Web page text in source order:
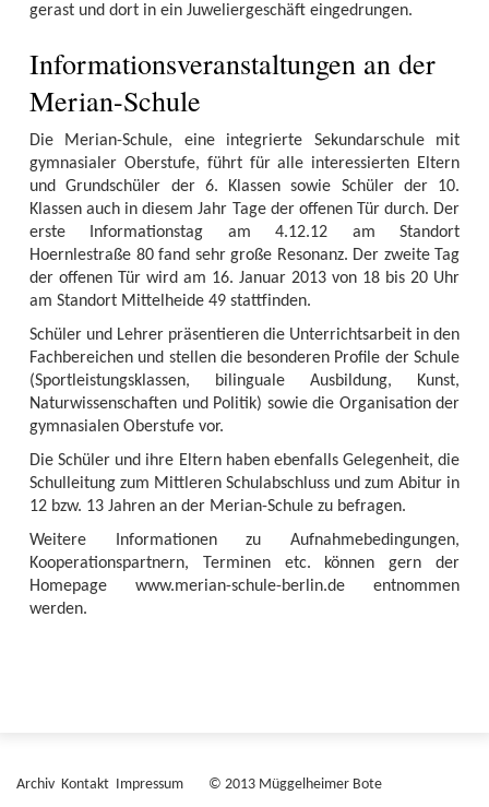
gerast und dort in ein Juweliergeschäft eingedrungen.
Informationsveranstaltungen an der
Merian-Schule
Die Merian-Schule, eine integrierte Sekundarschule mit
gymnasialer Oberstufe, führt für alle interessierten Eltern
und Grundschüler der 6. Klassen sowie Schüler der 10.
Klassen auch in diesem Jahr Tage der offenen Tür durch. Der
erste Informationstag am 4.12.12 am Standort
Hoernlestraße 80 fand sehr große Resonanz. Der zweite Tag
der offenen Tür wird am 16. Januar 2013 von 18 bis 20 Uhr
am Standort Mittelheide 49 stattfinden.
Schüler und Lehrer präsentieren die Unterrichtsarbeit in den
Fachbereichen und stellen die besonderen Profile der Schule
(Sportleistungsklassen, bilinguale Ausbildung, Kunst,
Naturwissenschaften und Politik) sowie die Organisation der
gymnasialen Oberstufe vor.
Die Schüler und ihre Eltern haben ebenfalls Gelegenheit, die
Schulleitung zum Mittleren Schulabschluss und zum Abitur in
12 bzw. 13 Jahren an der Merian-Schule zu befragen.
Weitere Informationen zu Aufnahmebedingungen,
Kooperationspartnern, Terminen etc. können gern der
Homepage www.merian-schule-berlin.de entnommen
werden.
Archiv Kontakt Impressum © 2013 Müggelheimer Bote